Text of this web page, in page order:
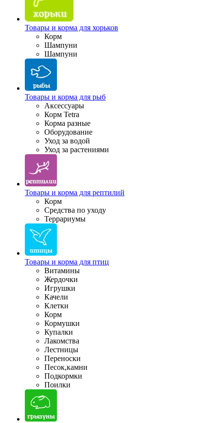
Товары и корма для хорьков
Корм
Шампуни
Шампуни
Товары и корма для рыб
Аксессуары
Корм Tetra
Корма разные
Оборудование
Уход за водой
Уход за растениями
Товары и корма для рептилий
Корм
Средства по уходу
Террариумы
Товары и корма для птиц
Витамины
Жердочки
Игрушки
Качели
Клетки
Корм
Кормушки
Купалки
Лакомства
Лестницы
Переноски
Песок,камни
Подкормки
Поилки